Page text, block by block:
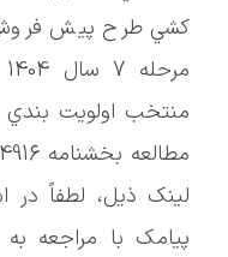
پيش فروش
مرحله 7 سال
بندي ( برنده )
مطالعه بخشنامه
لطفاً در اسرع وقت
مراجعه به سامانه